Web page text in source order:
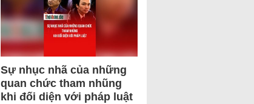
Sự nhục nhã của những
quan chức tham nhũng
khi đối diện với pháp luật